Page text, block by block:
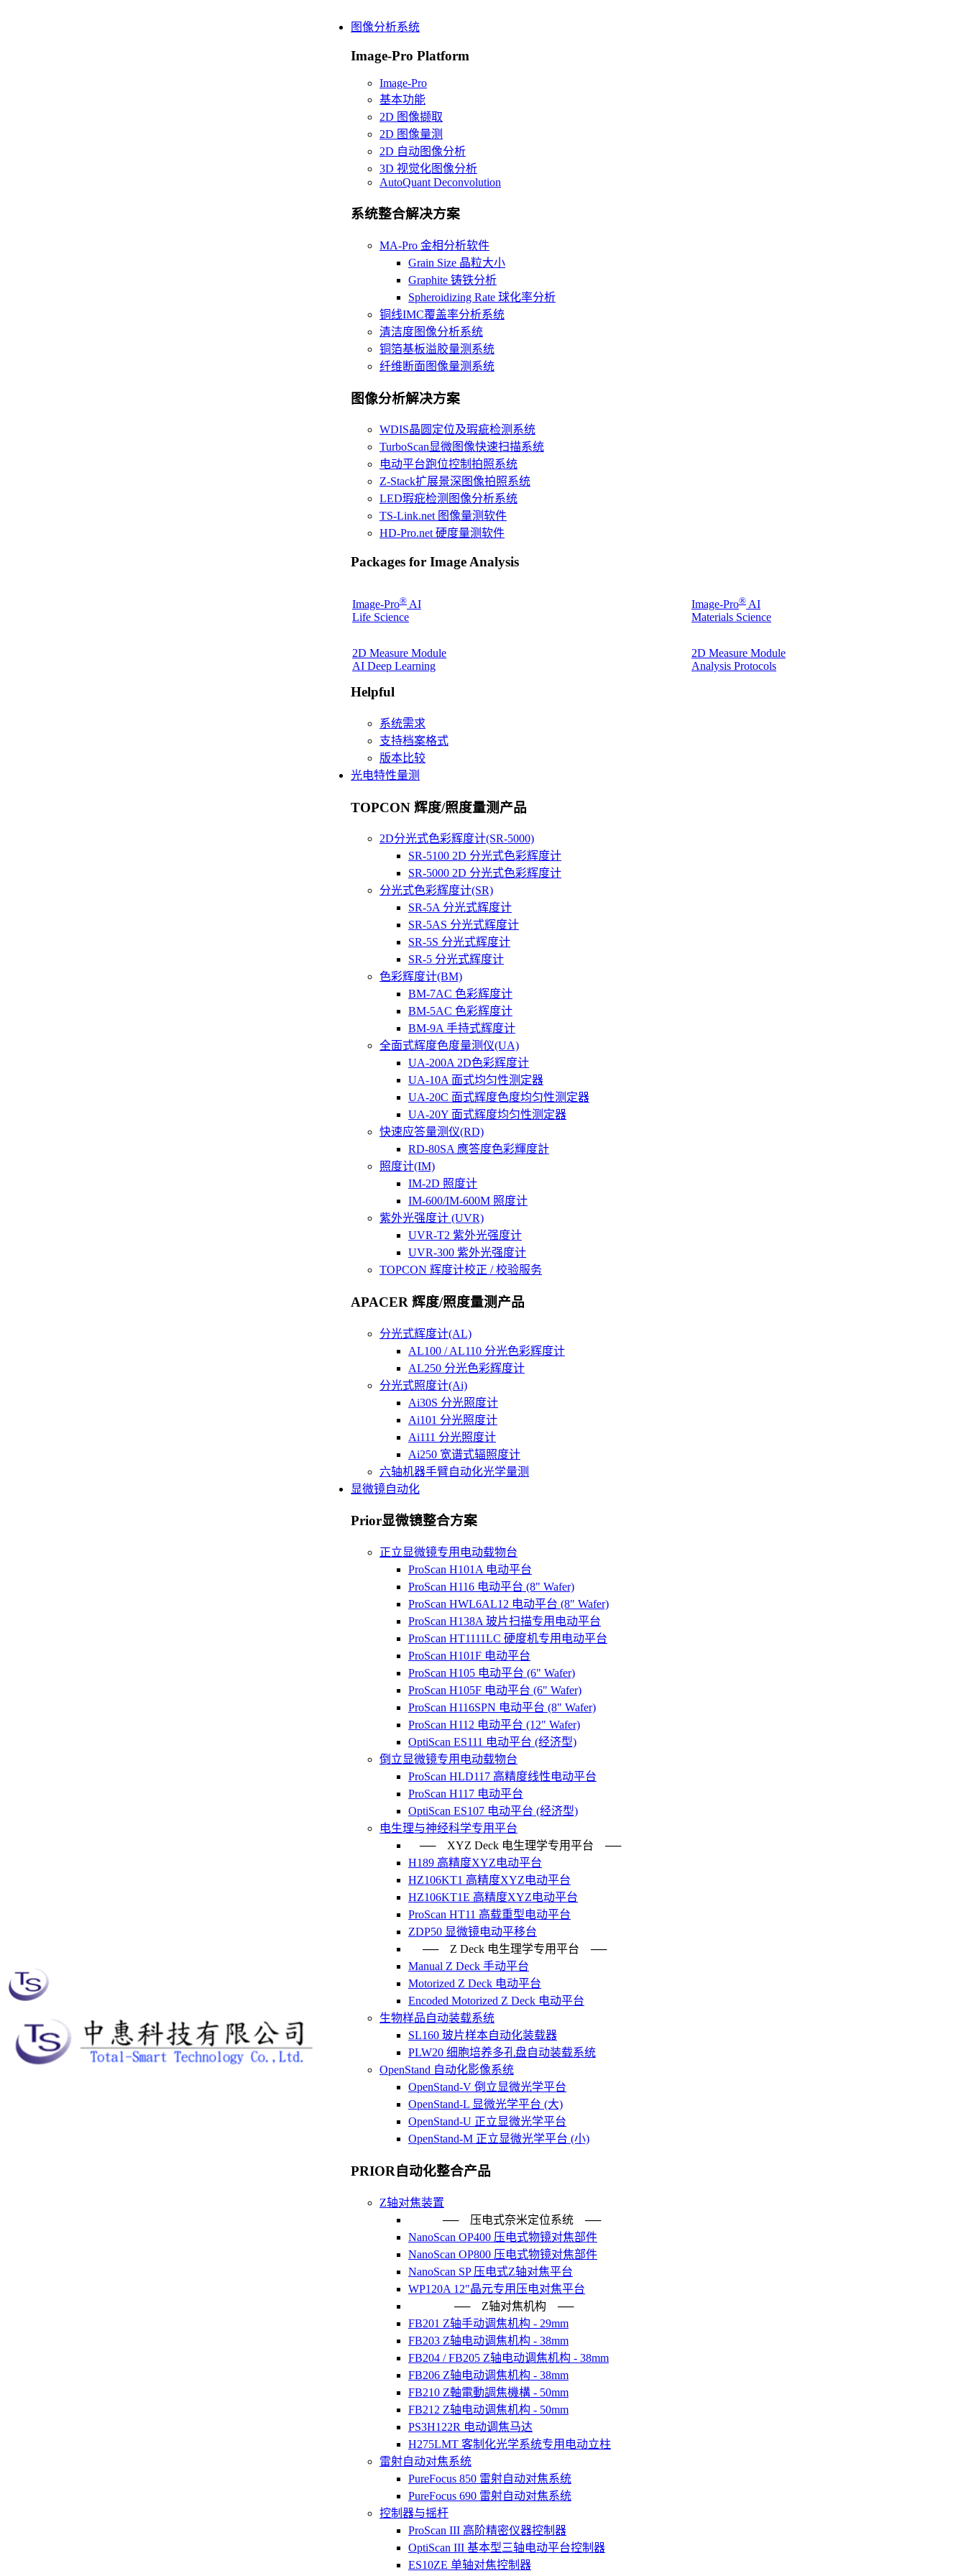
图像分析系统
Image-Pro Platform
Image-Pro
基本功能
2D 图像撷取
2D 图像量测
2D 自动图像分析
3D 视觉化图像分析
AutoQuant Deconvolution
系统整合解决方案
MA-Pro 金相分析软件
Grain Size 晶粒大小
Graphite 铸铁分析
Spheroidizing Rate 球化率分析
铜线IMC覆盖率分析系统
清洁度图像分析系统
铜箔基板溢胶量测系统
纤维断面图像量测系统
图像分析解决方案
WDIS晶圆定位及瑕疵检测系统
TurboScan显微图像快速扫描系统
电动平台跑位控制拍照系统
Z-Stack扩展景深图像拍照系统
LED瑕疪检测图像分析系统
TS-Link.net 图像量测软件
HD-Pro.net 硬度量测软件
Packages for Image Analysis
Image-Pro® AI
Life Science
Image-Pro® AI
Materials Science
2D Measure Module
AI Deep Learning
2D Measure Module
Analysis Protocols
Helpful
系统需求
支持档案格式
版本比较
光电特性量测
TOPCON 辉度/照度量测产品
2D分光式色彩辉度计(SR-5000)
SR-5100 2D 分光式色彩辉度计
SR-5000 2D 分光式色彩辉度计
分光式色彩辉度计(SR)
SR-5A 分光式辉度计
SR-5AS 分光式辉度计
SR-5S 分光式辉度计
SR-5 分光式辉度计
色彩辉度计(BM)
BM-7AC 色彩辉度计
BM-5AC 色彩辉度计
BM-9A 手持式辉度计
全面式辉度色度量测仪(UA)
UA-200A 2D色彩辉度计
UA-10A 面式均匀性测定器
UA-20C 面式辉度色度均匀性测定器
UA-20Y 面式辉度均匀性测定器
快速应答量测仪(RD)
RD-80SA 應答度色彩輝度計
照度计(IM)
IM-2D 照度计
IM-600/IM-600M 照度计
紫外光强度计 (UVR)
UVR-T2 紫外光强度计
UVR-300 紫外光强度计
TOPCON 辉度计校正 / 校验服务
APACER 辉度/照度量测产品
分光式辉度计(AL)
AL100 / AL110 分光色彩辉度计
AL250 分光色彩辉度计
分光式照度计(Ai)
Ai30S 分光照度计
Ai101 分光照度计
Ai111 分光照度计
Ai250 宽谱式辐照度计
六轴机器手臂自动化光学量测
显微镜自动化
Prior显微镜整合方案
正立显微镜专用电动载物台
ProScan H101A 电动平台
ProScan H116 电动平台 (8" Wafer)
ProScan HWL6AL12 电动平台 (8" Wafer)
ProScan H138A 玻片扫描专用电动平台
ProScan HT1111LC 硬度机专用电动平台
ProScan H101F 电动平台
ProScan H105 电动平台 (6" Wafer)
ProScan H105F 电动平台 (6" Wafer)
ProScan H116SPN 电动平台 (8" Wafer)
ProScan H112 电动平台 (12" Wafer)
OptiScan ES111 电动平台 (经济型)
倒立显微镜专用电动载物台
ProScan HLD117 高精度线性电动平台
ProScan H117 电动平台
OptiScan ES107 电动平台 (经济型)
电生理与神经科学专用平台
── XYZ Deck 电生理学专用平台 ──
H189 高精度XYZ电动平台
HZ106KT1 高精度XYZ电动平台
HZ106KT1E 高精度XYZ电动平台
ProScan HT11 高载重型电动平台
ZDP50 显微镜电动平移台
── Z Deck 电生理学专用平台 ──
Manual Z Deck 手动平台
Motorized Z Deck 电动平台
Encoded Motorized Z Deck 电动平台
生物样品自动装载系统
SL160 玻片样本自动化装载器
PLW20 细胞培养多孔盘自动装载系统
OpenStand 自动化影像系统
OpenStand-V 倒立显微光学平台
OpenStand-L 显微光学平台 (大)
OpenStand-U 正立显微光学平台
OpenStand-M 正立显微光学平台 (小)
PRIOR自动化整合产品
Z轴对焦装置
── 压电式奈米定位系统 ──
NanoScan OP400 压电式物镜对焦部件
NanoScan OP800 压电式物镜对焦部件
NanoScan SP 压电式Z轴对焦平台
WP120A 12"晶元专用压电对焦平台
── Z轴对焦机构 ──
FB201 Z轴手动调焦机构 - 29mm
FB203 Z轴电动调焦机构 - 38mm
FB204 / FB205 Z轴电动调焦机构 - 38mm
FB206 Z轴电动调焦机构 - 38mm
FB210 Z軸電動調焦機構 - 50mm
FB212 Z轴电动调焦机构 - 50mm
PS3H122R 电动调焦马达
H275LMT 客制化光学系统专用电动立柱
雷射自动对焦系统
PureFocus 850 雷射自动对焦系统
PureFocus 690 雷射自动对焦系统
控制器与摇杆
ProScan III 高阶精密仪器控制器
OptiScan III 基本型三轴电动平台控制器
ES10ZE 单轴对焦控制器